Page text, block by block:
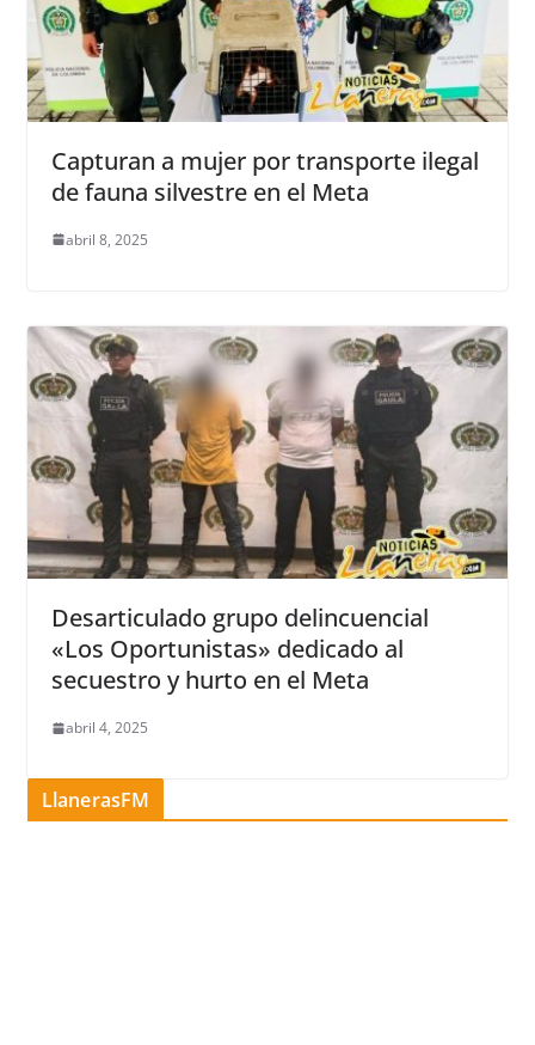
Capturan a mujer por transporte ilegal
de fauna silvestre en el Meta
abril 8, 2025
Desarticulado grupo delincuencial
«Los Oportunistas» dedicado al
secuestro y hurto en el Meta
abril 4, 2025
LlanerasFM